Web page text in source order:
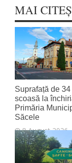
MAI
Suprafață de 34
scoasă la
Primăria
Săcele
8 August 2026